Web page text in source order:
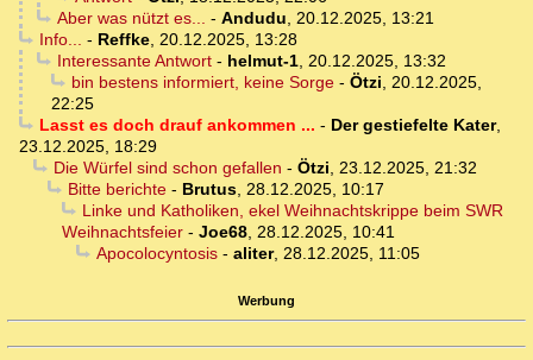
Aber was nützt es... - Andudu, 20.12.2025, 13:21
Info... - Reffke, 20.12.2025, 13:28
Interessante Antwort- helmut-1, 20.12.2025, 13:32
bin bestens informiert, keine Sorge- Ötzi, 20.12.2025,
22:25
Lasst es doch drauf ankommen ... - Der gestiefelte Kater,
23.12.2025, 18:29
Die Würfel sind schon gefallen - Ötzi, 23.12.2025, 21:32
Bitte berichte- Brutus, 28.12.2025, 10:17
Linke und Katholiken, ekel Weihnachtskrippe beim SWR
Weihnachtsfeier - Joe68, 28.12.2025, 10:41
Apocolocyntosis- aliter, 28.12.2025, 11:05
Werbung